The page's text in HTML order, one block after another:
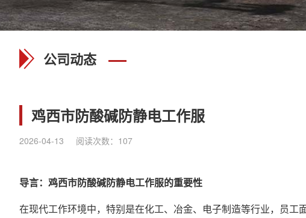
公司动态
鸡西市防酸碱防静电工作服
2026-04-13 阅读次数： 107
导言：鸡西市防酸碱防静电工作服的重要性
在现代工作环境中，特别是在化工、冶金、电子制造等行业，员